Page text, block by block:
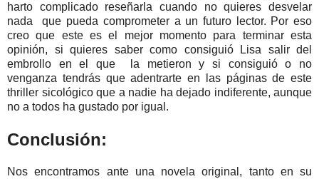
harto complicado reseñarla cuando no quieres desvelar
nada que pueda comprometer a un futuro lector. Por eso
creo que este es el mejor momento para terminar esta
opinión, si quieres saber como consiguió Lisa salir del
embrollo en el que la metieron y si consiguió o no
venganza tendrás que adentrarte en las páginas de este
thriller sicológico que a nadie ha dejado indiferente, aunque
no a todos ha gustado por igual.
Conclusión:
Nos encontramos ante una novela original, tanto en su